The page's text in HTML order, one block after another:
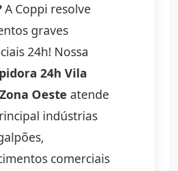
A Coppi resolve
graves
24h! Nossa
24h Vila
Oeste atende
indústrias
comerciais